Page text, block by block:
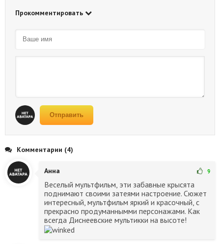
Прокомментировать
Отправить
Комментарии (4)
Анна 9
Веселый мультфильм, эти забавные крысята
поднимают своими затеями настроение. Сюжет
интересный, мультфильм яркий и красочный, с
прекрасно продуманнымми персонажами. Как
всегда Диснеевские мультикки на высоте!